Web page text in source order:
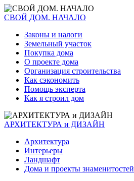
СВОЙ ДОМ. НАЧАЛО
Законы и налоги
Земельный участок
Покупка дома
О проекте дома
Организация строительства
Как сэкономить
Помощь эксперта
Как я строил дом
АРХИТЕКТУРА и ДИЗАЙН
Архитектура
Интерьеры
Ландшафт
Дома и проекты знаменитостей